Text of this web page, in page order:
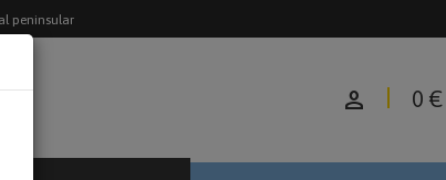
peninsular
person 0 €